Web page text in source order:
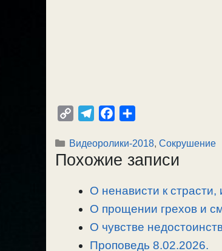
p
y
l
e
r
a
m
c
e
o
o
k
п
р
в
и
т
Рубрики
Видеоролики-2018, Сокрушение
Похожие записи
О ненависти к страсти,
О прощении грехов и
О чувстве
Проповедь 8.02.2026.